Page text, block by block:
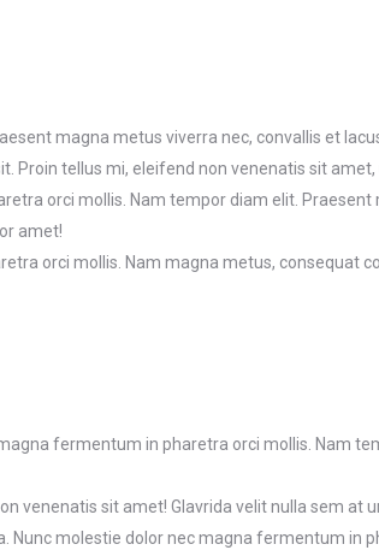
magna metus viverra nec, convallis et
Proin tellus mi, eleifend non venenatis sit
orci mollis. Nam tempor diam elit.
amet!
orci mollis. Nam magna metus, consequat
fermentum in pharetra orci mollis. Nam
venenatis sit amet! Glavrida velit nulla sem
Nunc molestie dolor nec magna fermentum in